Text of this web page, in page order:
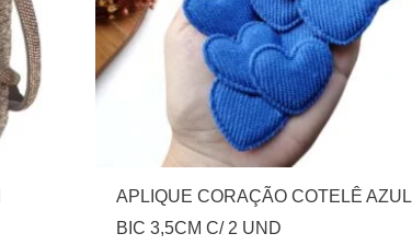
APLIQUE CORAÇÃO COTELÊ AZUL
BIC 3,5CM C/ 2 UND